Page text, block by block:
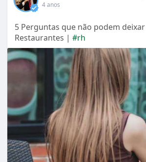
4 anos
5 Perguntas que não podem
Restaurantes | #rh